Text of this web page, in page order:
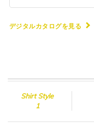
デジタルカタログを見る
Shirt Style
1